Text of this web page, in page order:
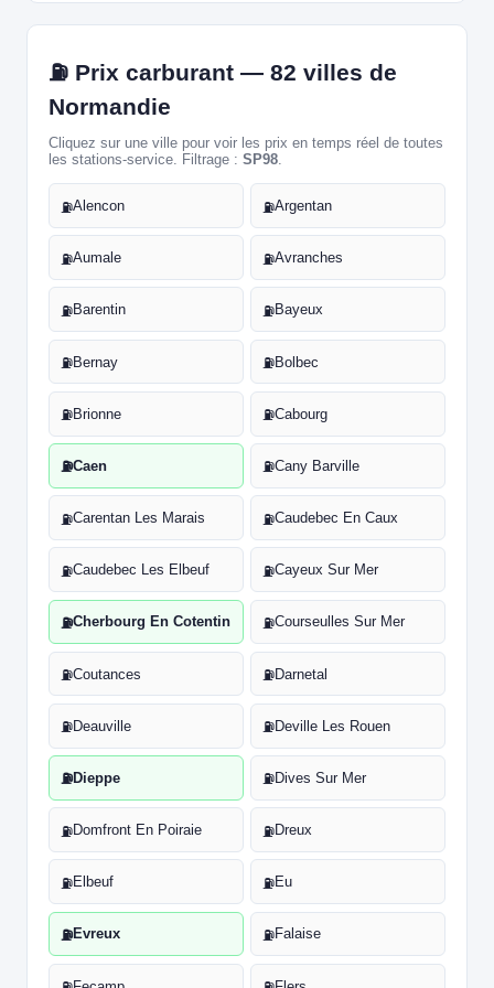
⛽ Prix carburant — 82 villes de
Normandie
Cliquez sur une ville pour voir les prix en temps réel de toutes
les stations-service. Filtrage :SP98
⛽Alencon ⛽Argentan
⛽Aumale ⛽Avranches
⛽Barentin ⛽Bayeux
⛽Bernay ⛽Bolbec
⛽Brionne ⛽Cabourg
⛽Caen ⛽Cany Barville
⛽Carentan Les Marais ⛽Caudebec En Caux
⛽Caudebec Les Elbeuf ⛽Cayeux Sur Mer
⛽Cherbourg En Cotentin ⛽Courseulles Sur Mer
⛽Coutances ⛽Darnetal
⛽Deauville ⛽Deville Les Rouen
⛽Dieppe ⛽Dives Sur Mer
⛽Domfront En Poiraie ⛽Dreux
⛽Elbeuf ⛽Eu
⛽Evreux ⛽Falaise